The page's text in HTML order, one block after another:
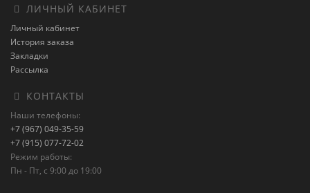
ЛИЧНЫЙ КАБИНЕТ
Личный кабинет
История заказа
Закладки
Рассылка
КОНТАКТЫ
Наши телефоны:
+7 (967) 049-35-59
+7 (915) 077-72-02
Режим работы:
Пн - Пт, с 9:00 до 19:00